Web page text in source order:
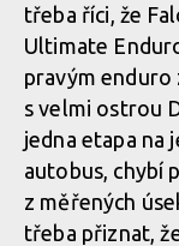
třeba říci, že
Ultimate
pravým enduro
s velmi ostrou
jedna etapa na
autobus, chybí
z měřených
třeba přiznat,